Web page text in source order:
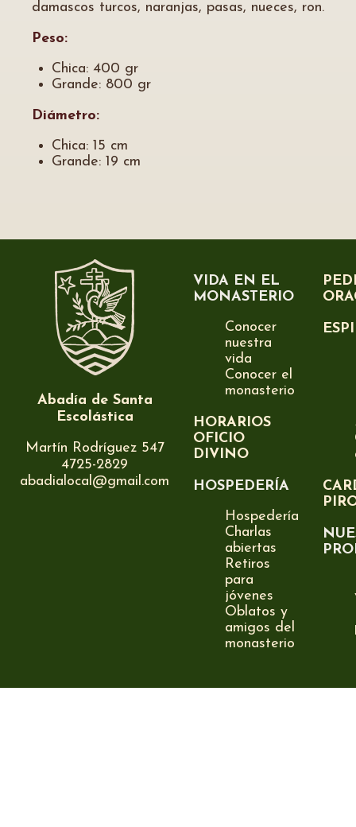
damascos turcos, naranjas, pasas, nueces, ron.
Peso:
Chica: 400 gr
Grande: 800 gr
Diámetro:
Chica: 15 cm
Grande: 19 cm
Abadía de Santa
Escolástica
Martín Rodríguez 547
4725-2829
abadialocal@gmail.com
VIDA EN EL
MONASTERIO
Conocer
nuestra
vida
Conocer el
monasterio
HORARIOS
OFICIO
DIVINO
HOSPEDERÍA
Hospedería
Charlas
abiertas
Retiros
para
jóvenes
Oblatos y
amigos del
monasterio